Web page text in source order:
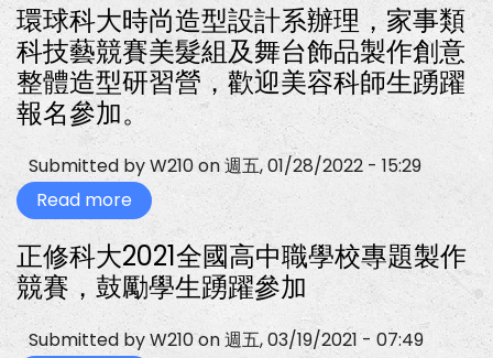
環球科大時尚造型設計系辦理，家事類
科技藝競賽美髮組及舞台飾品製作創意
整體造型研習營，歡迎美容科師生踴躍
報名參加。
Submitted byW210on週五, 01/28/2022 - 15:29
Read more about
環
球
科
大
時
尚
造
型
正修科大2021全國高中職學校專題製作
競賽，鼓勵學生踴躍參加
Submitted byW210on週五, 03/19/2021 - 07:49